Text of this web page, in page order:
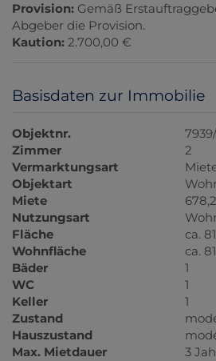
Provision: Gemäß
Abgeber die Provision.
Kaution: 2.700,00 €
Basisdaten zur Immobilie
Objektnr.
Zimmer
2
Vermarktungsart
Objektart
Miete
Nutzungsart
Fläche
ca.
Wohnfläche ca.
Bäder
1
WC
1
Keller
1
Zustand
Hauszustand
Max. Mietdauer
3